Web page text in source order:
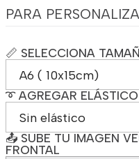
PARA
📏 SELECCIONA
➰ AGREGAR
📤 SUBE TU IMAGEN
FRONTAL